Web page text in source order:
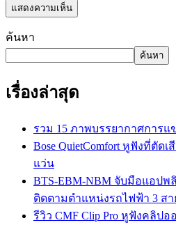
ค้นหา
ค้นหา
เรื่องล่าสุด
รวม 15 ภาพบรรยากาศการ
Bose QuietComfort หูฟังที่ตัด
แว่น
BTS-EBM-NBM จับมือแอปพ
ติดตามตำแหน่งรถไฟฟ้า 3 สา
รีวิว CMF Clip Pro หูฟังคลิป